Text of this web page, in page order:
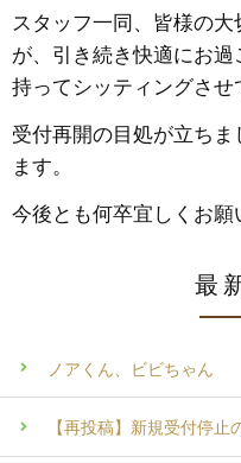
スタッフ一同、皆様の
が、引き続き快適にお
持ってシッティングさせ
受付再開の目処が立ち
ます。
今後とも何卒宜しくお願
最
ノアくん、ビビちゃん
【再投稿】新規受付停止